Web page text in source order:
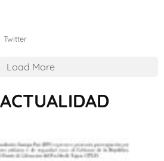
Twitter
Load More